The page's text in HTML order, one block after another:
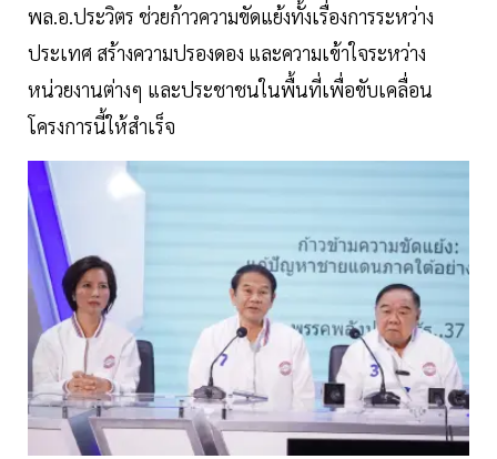
พล.อ.ประวิตร ช่วยก้าวความขัดแย้งทั้งเรื่องการระหว่าง
ประเทศ สร้างความปรองดอง และความเข้าใจระหว่าง
หน่วยงานต่างๆ และประชาชนในพื้นที่เพื่อขับเคลื่อน
โครงการนี้ให้สำเร็จ